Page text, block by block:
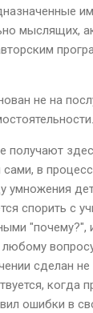
мыслящих,
не на
получают
сами, в
умножения
спорить с
"почему?",
сделан не
когда
ошибки в